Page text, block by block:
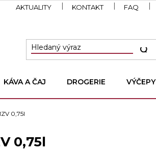
AKTUALITY KONTAKT FAQ
KÁVA A ČAJ DROGERIE VÝČEPY
0,75l
0,75l